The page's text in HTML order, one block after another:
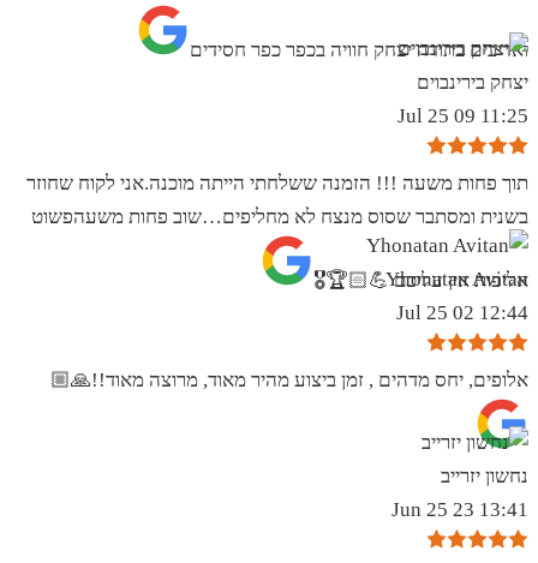
ואדיבים בתודה יצחק חוויה בכפר כפר חסידים
יצחק בירינבוים
11:25 09 Jul 25
תוך פחות משעה !!! הזמנה ששלחתי הייתה מוכנה.אני לקוח שחוזר
בשנית ומסתבר שסוס מנצח לא מחליפים…שוב פחות משעהפשוט
אליפות אין עליכם 💪🏻🏆🎖
Yhonatan Avitan
12:44 02 Jul 25
אלופים, יחס מדהים , זמן ביצוע מהיר מאוד, מרוצה מאוד!!🙏🏼
נחשון יזרייב
13:41 23 Jun 25